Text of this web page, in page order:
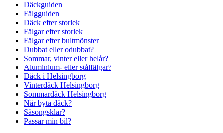
Däckguiden
Fälgguiden
Däck efter storlek
Fälgar efter storlek
Fälgar efter bultmönster
Dubbat eller odubbat?
Sommar, vinter eller helår?
Aluminium- eller stålfälgar?
Däck i Helsingborg
Vinterdäck Helsingborg
Sommardäck Helsingborg
När byta däck?
Säsongsklar?
Passar min bil?